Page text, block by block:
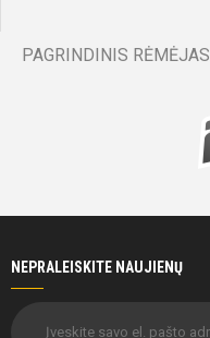
PAGRINDINIS RĖMĖJAS
NEPRALEISKITE NAUJIENŲ